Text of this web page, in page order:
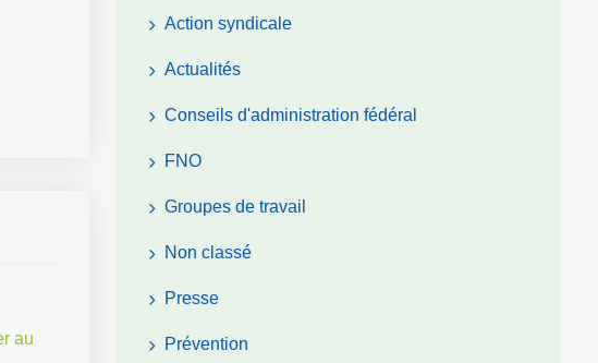
au
Action syndicale
Actualités
Conseils d'administration fédéral
FNO
Groupes de travail
Non classé
Presse
Prévention